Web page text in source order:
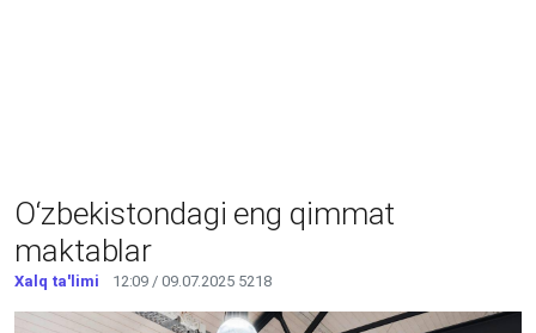
O‘zbekistondagi eng qimmat
maktablar
Xalq ta'limi 12:09 / 09.07.2025 5218